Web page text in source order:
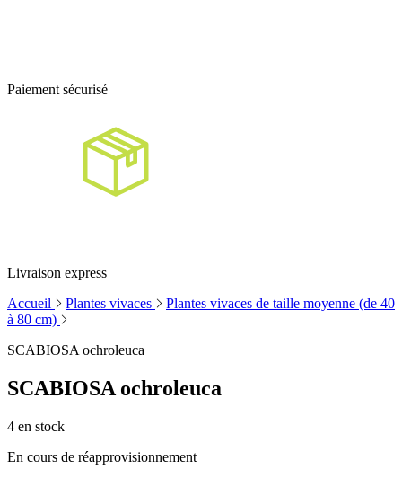
Paiement sécurisé
Livraison express
Accueil
Plantes vivaces
Plantes vivaces de taille moyenne (de 40
à 80 cm)
SCABIOSA ochroleuca
SCABIOSA ochroleuca
4 en stock
En cours de réapprovisionnement